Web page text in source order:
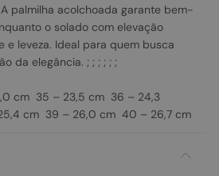
palmilha acolchoada garante bem-
o solado com elevação
e leveza. Ideal para quem busca
da elegância. ; ; ; ; ; ;
cm 35 – 23,5 cm 36 – 24,3
cm 39 – 26,0 cm 40 – 26,7 cm